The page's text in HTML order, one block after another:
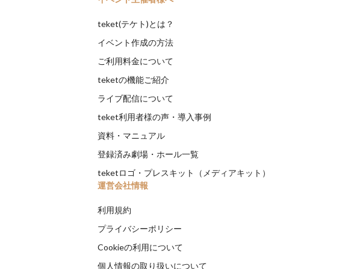
teket(テケト)とは？
イベント作成の方法
ご利用料金について
teketの機能ご紹介
ライブ配信について
teket利用者様の声・導入事例
資料・マニュアル
登録済み劇場・ホール一覧
teketロゴ・プレスキット（メディアキット）
運営会社情報
利用規約
プライバシーポリシー
Cookieの利用について
個人情報の取り扱いについて